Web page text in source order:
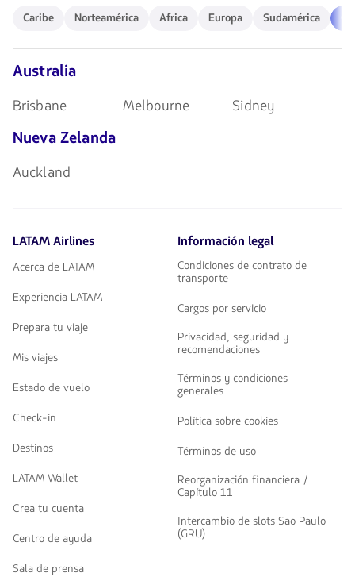
flechas
navegar
Caribe
Caribe Norteamérica
Norteamérica Africa
Africa Europa
Europa Sudamérica
Sudamérica
Australia
Brisbane Melbourne Sidney
Nueva Zelanda
Auckland
LATAM Airlines
Acerca de LATAM
Experiencia LATAM
Prepara tu viaje
Mis viajes
Estado de vuelo
Check-in
Destinos
LATAM Wallet
Crea tu cuenta
Centro de ayuda
Sala de prensa
Información legal
Condiciones de contrato de
transporte
Cargos por servicio
Privacidad, seguridad y
recomendaciones
Términos y condiciones
generales
Política sobre cookies
Términos de uso
Reorganización financiera /
Capítulo 11
Intercambio de slots Sao Paulo
(GRU)